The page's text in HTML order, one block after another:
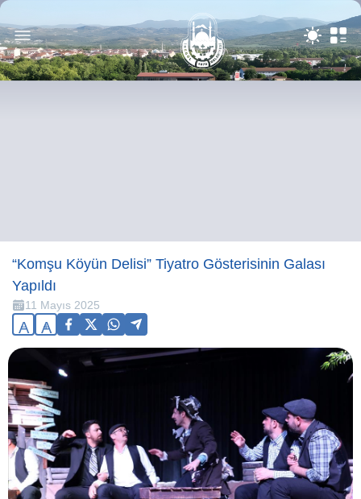
“Komşu Köyün Delisi” Tiyatro Gösterisinin Galası
Yapıldı
11 Mayıs 2025
A A